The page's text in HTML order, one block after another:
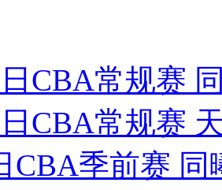
CBA常规赛
CBA常规赛
CBA季前赛